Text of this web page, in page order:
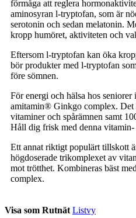
förmåga att reglera
aminosyran l-tryptofan, som är
serotonin och sedan melatonin.
kropp humöret, aktiviteten och
Eftersom l-tryptofan kan öka
bör produkter med l-tryptofan
före sömnen.
För energi och hälsa hos
amitamin® Ginkgo complex. Det
vitaminer och spårämnen samt
Håll dig frisk med denna
Ett annat riktigt populärt tillskott
högdoserade trikomplexet av
mot trötthet. Kombineras bäst
complex.
Visa som Rutnät Listvy